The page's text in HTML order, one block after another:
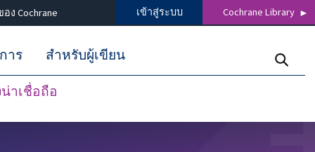
ง Cochrane เข้าสู่ระบบ Cochrane Library
าเชื่อถือ
าร สำหรับผู้เขียน